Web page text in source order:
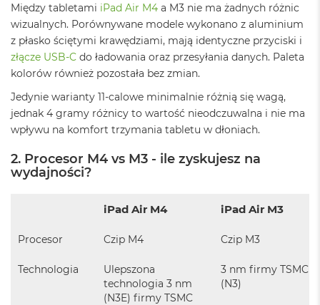
m
n
o
ś
c
i
y
s
u
M
a
k
e
Między tabletami iPad Air M4 a M3 nie ma żadnych różnic
wizualnych. Porównywane modele wykonano z aluminium
z płasko ściętymi krawędziami, mają identyczne przyciski i
złącze USB-C do ładowania oraz przesyłania danych. Paleta
kolorów również pozostała bez zmian.
Jedynie warianty 11-calowe minimalnie różnią się wagą,
jednak 4 gramy różnicy to wartość nieodczuwalna i nie ma
wpływu na komfort trzymania tabletu w dłoniach.
2. Procesor M4 vs M3 - ile zyskujesz na
wydajności?
iPad Air M4 iPad Air M3
Procesor Czip M4 Czip M3
Technologia
Ulepszona
technologia 3 nm
(N3E) firmy TSMC
3 nm firmy TSMC
(N3)